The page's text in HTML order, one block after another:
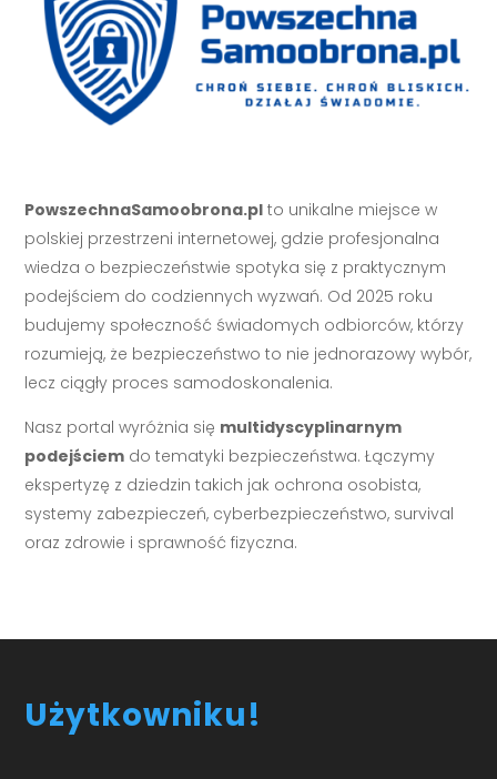
PowszechnaSamoobrona.pl to unikalne miejsce w
polskiej przestrzeni internetowej, gdzie profesjonalna
wiedza o bezpieczeństwie spotyka się z praktycznym
podejściem do codziennych wyzwań. Od 2025 roku
budujemy społeczność świadomych odbiorców, którzy
rozumieją, że bezpieczeństwo to nie jednorazowy wybór,
lecz ciągły proces samodoskonalenia.
Nasz portal wyróżnia się multidyscyplinarnym
podejściem do tematyki bezpieczeństwa. Łączymy
ekspertyzę z dziedzin takich jak ochrona osobista,
systemy zabezpieczeń, cyberbezpieczeństwo, survival
oraz zdrowie i sprawność fizyczna.
Użytkowniku!